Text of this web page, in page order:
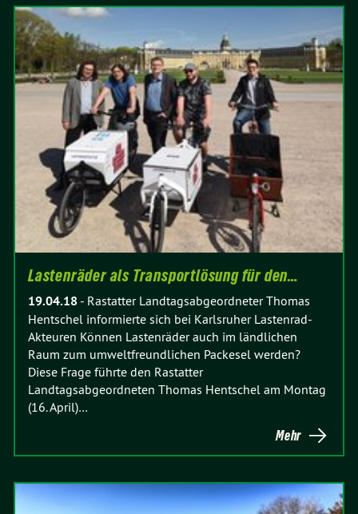
Lastenräder als Transportlösung für den…
19.04.18 - Rastatter Landtagsabgeordneter Thomas
Hentschel informierte sich bei Karlsruher Lastenrad-
Akteuren Können Lastenräder auch im ländlichen
Raum zum umweltfreundlichen Packesel werden?
Diese Frage führte den Rastatter
Landtagsabgeordneten Thomas Hentschel am Montag
(16. April)…
Mehr